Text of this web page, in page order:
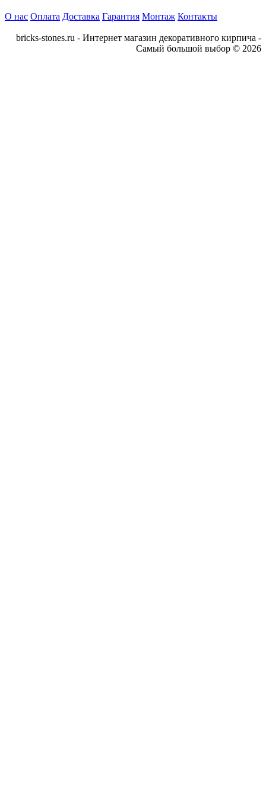
О нас Оплата Доставка Гарантия Монтаж Контакты
bricks-stones.ru - Интернет магазин декоративного кирпича -
Самый большой выбор © 2026